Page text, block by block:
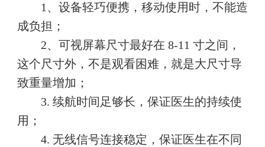
1、设备轻巧便携，移动使用时，不能造
成负担；
2、可视屏幕尺寸最好在 8-11 寸之间，
这个尺寸外，不是观看困难，就是大尺寸导
致重量增加；
3. 续航时间足够长，保证医生的持续使
用；
4. 无线信号连接稳定，保证医生在不同